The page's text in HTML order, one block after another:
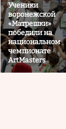
Ученики
воронежской
«Матрешки»
победили на
национальном
чемпионате
ArtMasters